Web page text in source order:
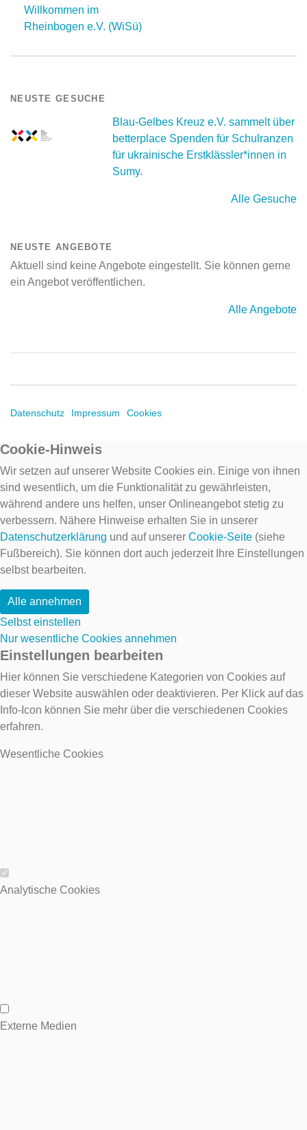
Willkommen im
Rheinbogen e.V. (WiSü)
NEUSTE GESUCHE
Blau-Gelbes Kreuz e.V. sammelt über
betterplace Spenden für Schulranzen
für ukrainische Erstklässler*innen in
Sumy.
Alle Gesuche
NEUSTE ANGEBOTE
Aktuell sind keine Angebote eingestellt. Sie können gerne
ein Angebot veröffentlichen.
Alle Angebote
Datenschutz Impressum Cookies
Cookie-Hinweis
Wir setzen auf unserer Website Cookies ein. Einige von ihnen
sind wesentlich, um die Funktionalität zu gewährleisten,
während andere uns helfen, unser Onlineangebot stetig zu
verbessern. Nähere Hinweise erhalten Sie in unserer
Datenschutzerklärung und auf unserer Cookie-Seite (siehe
Fußbereich). Sie können dort auch jederzeit Ihre Einstellungen
selbst bearbeiten.
Alle annehmen
Selbst einstellen
Nur wesentliche Cookies annehmen
Einstellungen bearbeiten
Hier können Sie verschiedene Kategorien von Cookies auf
dieser Website auswählen oder deaktivieren. Per Klick auf das
Info-Icon können Sie mehr über die verschiedenen Cookies
erfahren.
Wesentliche Cookies
Wesentliche Cookies
Analytische Cookies
Analytische Cookies
Externe Medien